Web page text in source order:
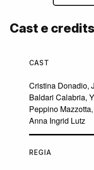
Cast e credits
CAST
Cristina Donadio,
Baldari Calabria,
Peppino Mazzotta,
Anna Ingrid Lutz
REGIA